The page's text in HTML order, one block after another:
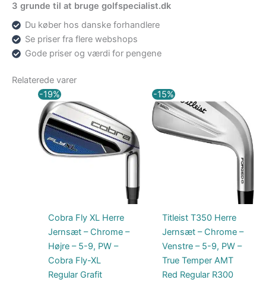
3 grunde til at bruge golfspecialist.dk
Du køber hos danske forhandlere
Se priser fra flere webshops
Gode priser og værdi for pengene
Relaterede varer
-19%
Cobra Fly XL Herre
Jernsæt – Chrome –
Højre – 5-9, PW –
Cobra Fly-XL
Regular Grafit
Den
oprindelige
pris
var:
3.999,00 kr..
pris
er:
3.249,00 kr..
-15%
Titleist T350 Herre
Jernsæt – Chrome –
Venstre – 5-9, PW –
True Temper AMT
Red Regular R300
Den
oprindelige
pris
10.499,00 kr..
aktuelle
pris
er:
8.924,15 kr..